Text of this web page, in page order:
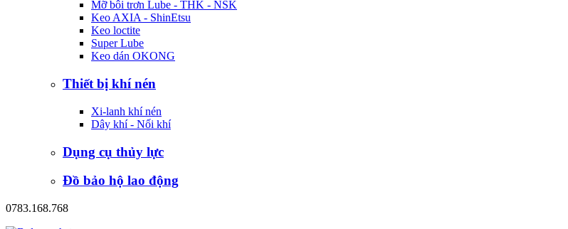
Mỡ bôi trơn Lube - THK - NSK
Keo AXIA - ShinEtsu
Keo loctite
Super Lube
Keo dán OKONG
Thiết bị khí nén
Xi-lanh khí nén
Dây khí - Nối khí
Dụng cụ thủy lực
Đồ bảo hộ lao động
0783.168.768